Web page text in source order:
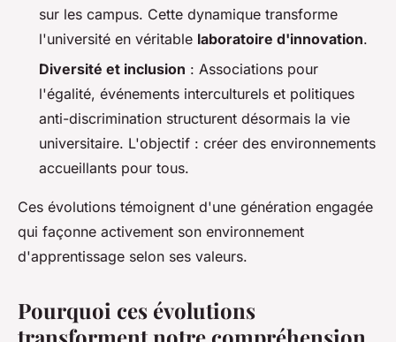
sur les campus. Cette dynamique transforme
l'université en véritable laboratoire d'innovation.
Diversité et inclusion : Associations pour
l'égalité, événements interculturels et politiques
anti-discrimination structurent désormais la vie
universitaire. L'objectif : créer des environnements
accueillants pour tous.
Ces évolutions témoignent d'une génération engagée
qui façonne activement son environnement
d'apprentissage selon ses valeurs.
Pourquoi ces évolutions